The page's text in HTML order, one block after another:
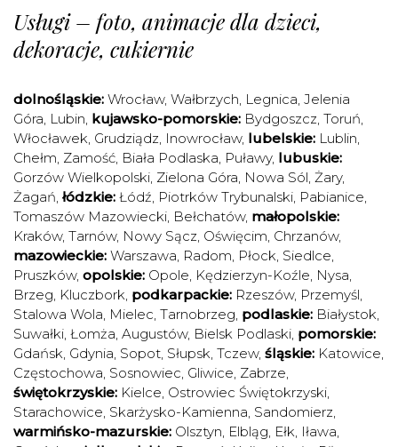
Usługi – foto, animacje dla dzieci,
dekoracje, cukiernie
dolnośląskie: Wrocław, Wałbrzych, Legnica, Jelenia
Góra, Lubin, kujawsko-pomorskie: Bydgoszcz, Toruń,
Włocławek, Grudziądz, Inowrocław, lubelskie: Lublin,
Chełm, Zamość, Biała Podlaska, Puławy, lubuskie:
Gorzów Wielkopolski, Zielona Góra, Nowa Sól, Żary,
Żagań, łódzkie: Łódź, Piotrków Trybunalski, Pabianice,
Tomaszów Mazowiecki, Bełchatów, małopolskie:
Kraków, Tarnów, Nowy Sącz, Oświęcim, Chrzanów,
mazowieckie: Warszawa, Radom, Płock, Siedlce,
Pruszków, opolskie: Opole, Kędzierzyn-Koźle, Nysa,
Brzeg, Kluczbork, podkarpackie: Rzeszów, Przemyśl,
Stalowa Wola, Mielec, Tarnobrzeg, podlaskie: Białystok,
Suwałki, Łomża, Augustów, Bielsk Podlaski, pomorskie:
Gdańsk, Gdynia, Sopot, Słupsk, Tczew, śląskie: Katowice,
Częstochowa, Sosnowiec, Gliwice, Zabrze,
świętokrzyskie: Kielce, Ostrowiec Świętokrzyski,
Starachowice, Skarżysko-Kamienna, Sandomierz,
warmińsko-mazurskie: Olsztyn, Elbląg, Ełk, Iława,